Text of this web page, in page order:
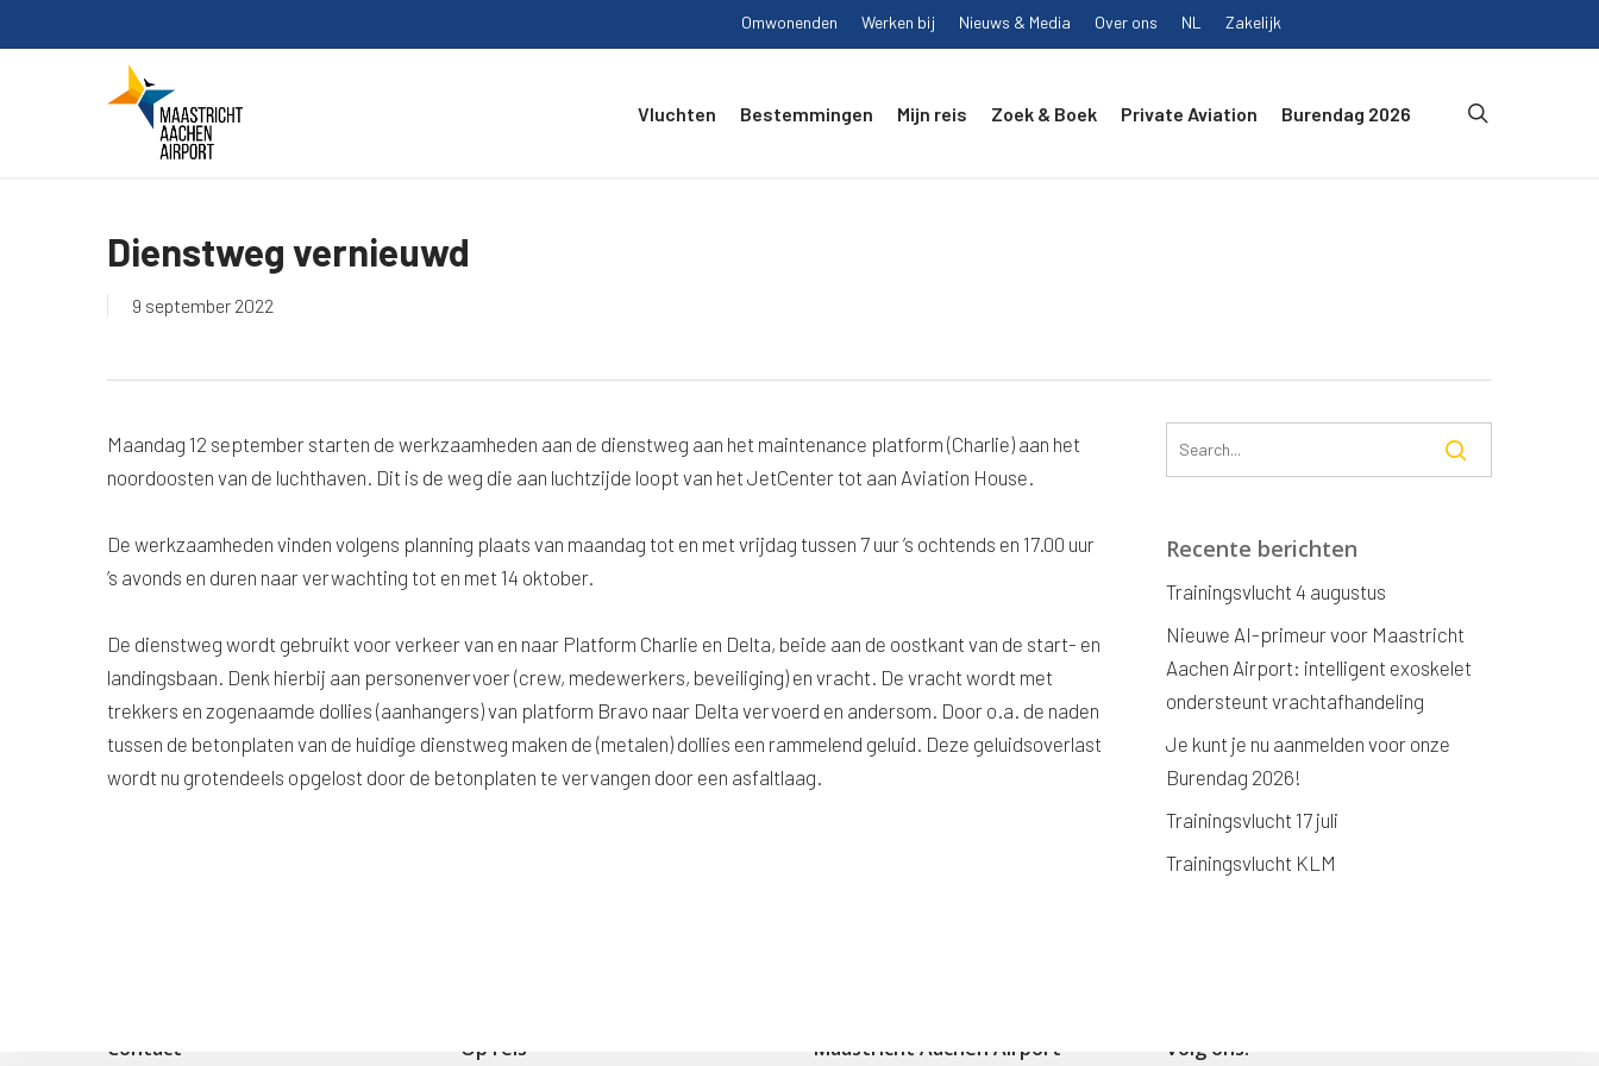
to
Omwonenden Werken bij Nieuws & Media Over ons NL Zakelijk
Vluchten Bestemmingen Mijn reis Zoek & Boek Private Aviation Burendag 2026
Dienstweg vernieuwd
9 september 2022
Maandag 12 september starten de werkzaamheden aan de dienstweg aan het maintenance platform (Charlie) aan het
noordoosten van de luchthaven. Dit is de weg die aan luchtzijde loopt van het JetCenter tot aan Aviation House.
De werkzaamheden vinden volgens planning plaats van maandag tot en met vrijdag tussen 7 uur ’s ochtends en 17.00 uur
’s avonds en duren naar verwachting tot en met 14 oktober.
De dienstweg wordt gebruikt voor verkeer van en naar Platform Charlie en Delta, beide aan de oostkant van de start- en
landingsbaan. Denk hierbij aan personenvervoer (crew, medewerkers, beveiliging) en vracht. De vracht wordt met
trekkers en zogenaamde dollies (aanhangers) van platform Bravo naar Delta vervoerd en andersom. Door o.a. de naden
tussen de betonplaten van de huidige dienstweg maken de (metalen) dollies een rammelend geluid. Deze geluidsoverlast
wordt nu grotendeels opgelost door de betonplaten te vervangen door een asfaltlaag.
Recente berichten
Trainingsvlucht 4 augustus
Nieuwe AI-primeur voor Maastricht
Aachen Airport: intelligent exoskelet
ondersteunt vrachtafhandeling
Je kunt je nu aanmelden voor onze
Burendag 2026!
Trainingsvlucht 17 juli
Trainingsvlucht KLM
Contact Op reis Maastricht Aachen Airport Volg ons!